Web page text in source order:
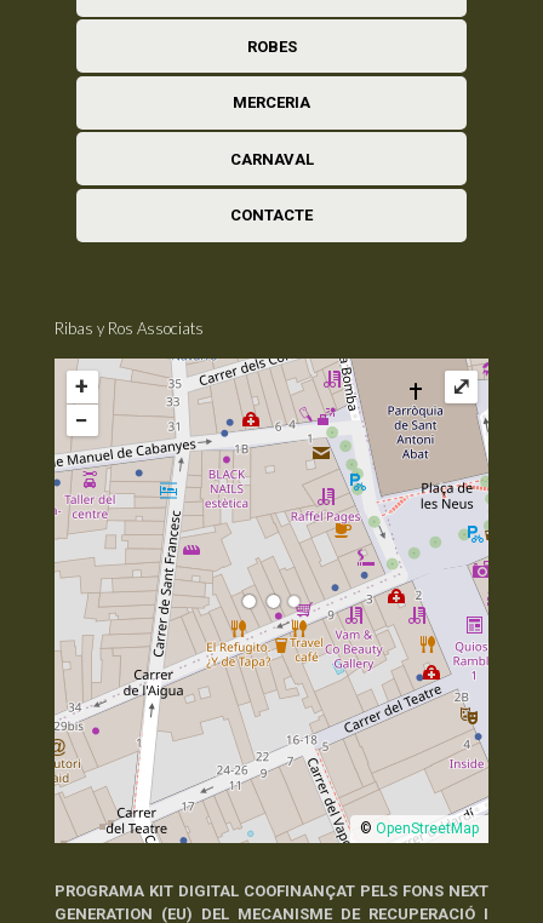
ROBES
MERCERIA
CARNAVAL
CONTACTE
Ribas y Ros Associats
+
−
© OpenStreetMap
⤢
PROGRAMA KIT DIGITAL COOFINANÇAT PELS FONS NEXT
GENERATION (EU) DEL MECANISME DE RECUPERACIÓ I